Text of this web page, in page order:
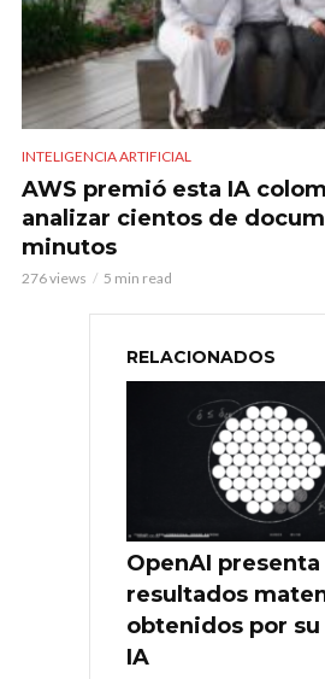
INTELIGENCIA ARTIFICIAL
AWS premió esta IA
analizar cientos de
minutos
276 views 5 min read
RELACIONADOS
OpenAI presenta
resultados
obtenidos por su
IA